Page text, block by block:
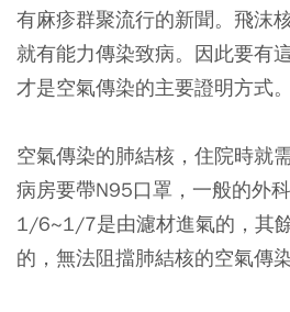
有麻疹群聚流行的新聞。 飛沫
就有能力傳染致病。 因此要有
才是空氣傳染的主要證明方式。
空氣傳染的肺結核，住院時就
病房要帶N95口罩，一般的外
1/6~1/7是由濾材進氣的，其
的，無法阻擋肺結核的空氣傳染